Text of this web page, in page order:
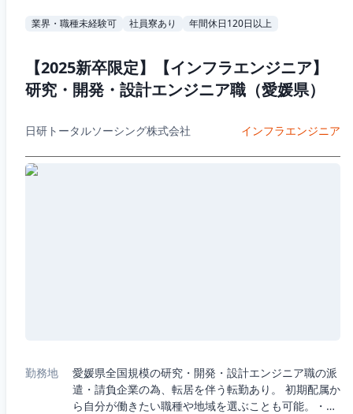
業界・職種未経験可 社員寮あり 年間休日120日以上
【2025新卒限定】【インフラエンジニア】
研究・開発・設計エンジニア職（愛媛県）
日研トータルソーシング株式会社 インフラエンジニア
勤務地
愛媛県全国規模の研究・開発・設計エンジニア職の派
遣・請負企業の為、転居を伴う転勤あり。 初期配属か
ら自分が働きたい職種や地域を選ぶことも可能。・5